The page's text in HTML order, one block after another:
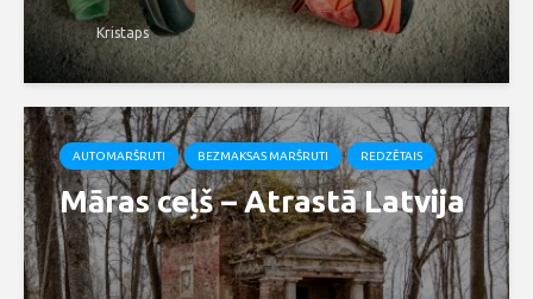
Kristaps
AUTOMARŠRUTI BEZMAKSAS MARŠRUTI REDZĒTAIS
Māras ceļš – Atrastā Latvija